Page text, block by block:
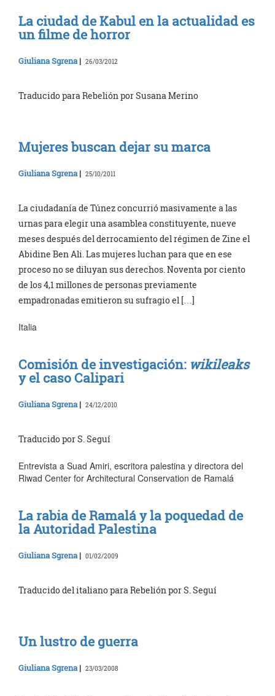
La ciudad de Kabul en la actualidad es
un filme de horror
Giuliana Sgrena | 26/03/2012
Traducido para Rebelión por Susana Merino
Mujeres buscan dejar su marca
Giuliana Sgrena| 25/10/2011
La ciudadanía de Túnez concurrió masivamente a las
urnas para elegir una asamblea constituyente, nueve
meses después del derrocamiento del régimen de Zine el
Abidine Ben Ali. Las mujeres luchan para que en ese
proceso no se diluyan sus derechos. Noventa por ciento
de los 4,1 millones de personas previamente
empadronadas emitieron su sufragio el […]
Italia
Comisión de investigación: wikileaks
y el caso Calipari
Giuliana Sgrena | 24/12/2010
Traducido por S. Seguí
Entrevista a Suad Amiri, escritora palestina y directora del
Riwad Center for Architectural Conservation de Ramalá
La rabia de Ramalá y la poquedad de
la Autoridad Palestina
Giuliana Sgrena | 01/02/2009
Traducido del italiano para Rebelión por S. Seguí
Un lustro de guerra
Giuliana Sgrena | 23/03/2008